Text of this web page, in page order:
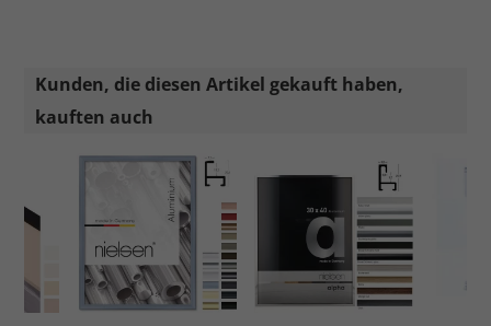
Kunden, die diesen Artikel gekauft haben,
kauften auch